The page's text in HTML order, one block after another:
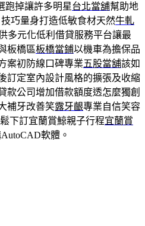
跑掉讓許多明星台北當舖幫助地
巧量身打造低敏食材天然牛軋
多元化低利借貸服務平台讓最
板橋區板橋當鋪以機車為擔保品
案初防線口碑專業五股當舖該如
訂定室內設計風格的擴張及收縮
款公司增加借款額度透怎麼獨創
補牙改善笑露牙齦專業自信笑容
下訂宜蘭賞鯨親子行程宜蘭賞
軟體。